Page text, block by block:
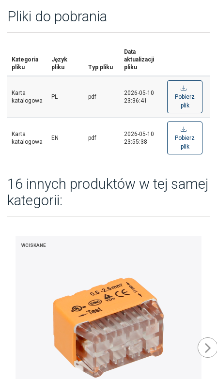
Pliki do pobrania
Kategoria
pliku
Język
pliku
Typ pliku
Data
aktualizacji
pliku
Karta
katalogowa
PL pdf
2026-05-10
23:36:41
Pobierz
plik
Karta
katalogowa
EN pdf
2026-05-10
23:55:38
Pobierz
plik
16 innych produktów w tej samej
kategorii:
WCISKANE